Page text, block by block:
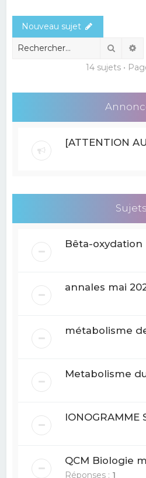
Nouveau sujet
14 sujets •
[ATTENTION
Sujets
Bêta-oxydation
annales mai
métabolisme
Metabolisme
IONOGRAMME
QCM Biologie
Réponses : 1